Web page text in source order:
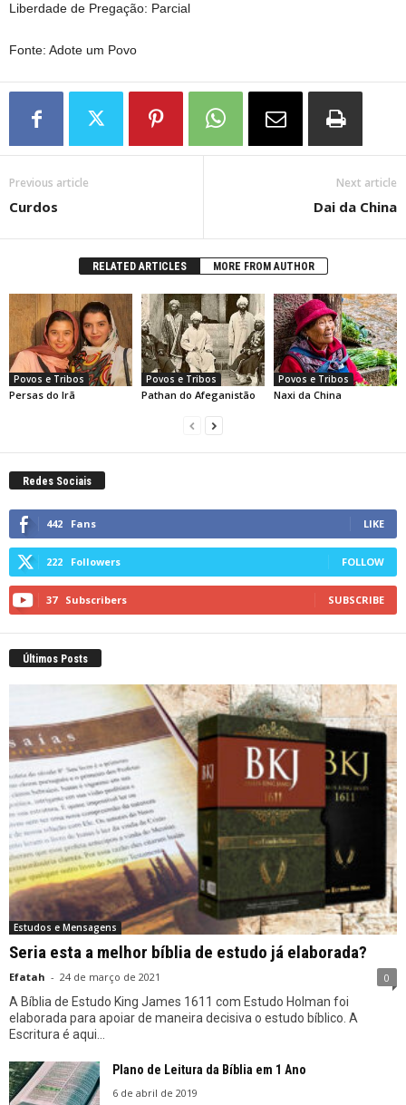
Liberdade de Pregação: Parcial
Fonte: Adote um Povo
Previous article
Curdos
Next article
Dai da China
RELATED ARTICLES MORE FROM AUTHOR
Povos e Tribos
Persas do Irã
Povos e Tribos
Pathan do Afeganistão
Povos e Tribos
Naxi da China
Redes Sociais
442 Fans LIKE
222 Followers FOLLOW
37 Subscribers SUBSCRIBE
Últimos Posts
Estudos e Mensagens
Seria esta a melhor bíblia de estudo já elaborada?
Efatah - 24 de março de 2021 0
A Bíblia de Estudo King James 1611 com Estudo Holman foi
elaborada para apoiar de maneira decisiva o estudo bíblico. A
Escritura é aqui...
Plano de Leitura da Bíblia em 1 Ano
6 de abril de 2019